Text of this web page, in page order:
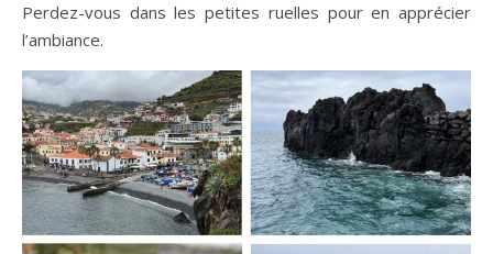
Perdez-vous dans les petites ruelles pour en apprécier
l’ambiance.